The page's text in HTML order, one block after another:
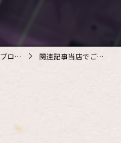
ブログ 関連記事当店でご利…